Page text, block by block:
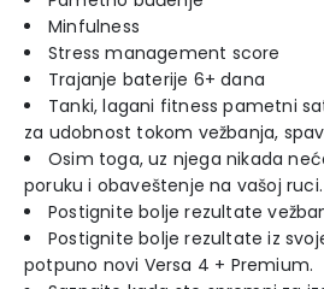
Minfulness
Stress management score
Trajanje baterije 6+ dana
Tanki, lagani fitness pametni
za udobnost tokom vežbanja,
Osim toga, uz njega nikada
poruku i obaveštenje na vašoj ruci.
Postignite bolje rezultate
Postignite bolje rezultate iz
potpuno novi Versa 4 + Premium.